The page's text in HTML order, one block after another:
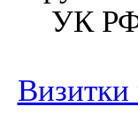
УК